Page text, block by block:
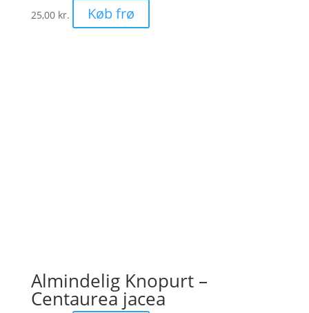
25,00 kr. Køb frø
Almindelig Knopurt –
Centaurea jacea